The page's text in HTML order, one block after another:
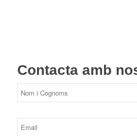
Contacta amb